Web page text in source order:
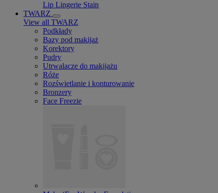
Lip Lingerie Stain
TWARZ
View all TWARZ
Podkłady
Bazy pod makijaż
Korektory
Pudry
Utrwalacze do makijażu
Róże
Rozświetlanie i konturowanie
Bronzery
Face Freezie